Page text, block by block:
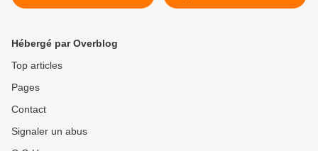
03/11/2018 - 21h00 -
David Celia (Canada) @
Hébergé par Overblog
Top articles
Pages
Contact
Signaler un abus